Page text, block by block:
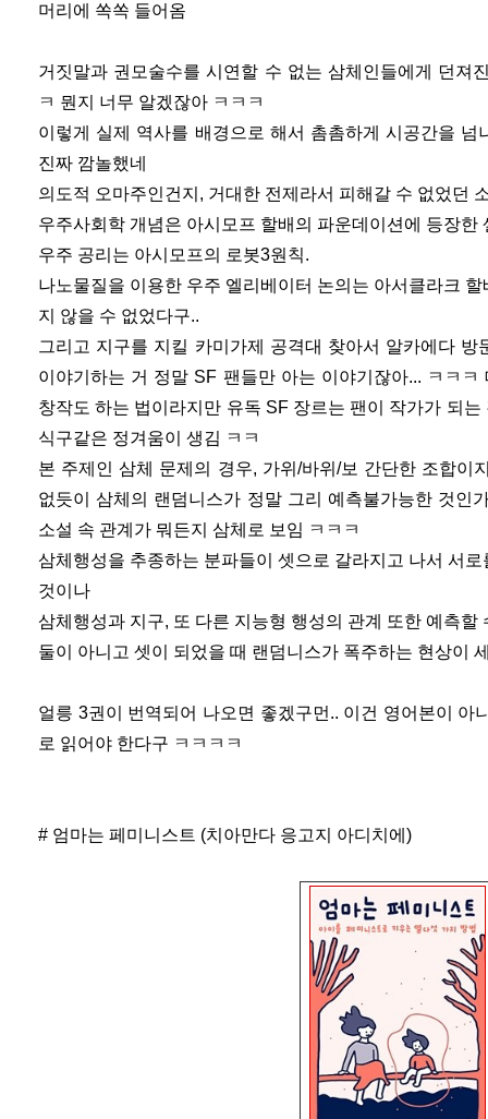
머리에 쏙쏙 들어옴
거짓말과 권모술수를 시연할 수 없는 삼체인들에게 던져
ㅋ 뭔지 너무 알겠잖아 ㅋㅋㅋ
이렇게 실제 역사를 배경으로 해서 촘촘하게 시공간을 넘
진짜 깜놀했네
의도적 오마주인건지, 거대한 전제라서 피해갈 수 없었던
우주사회학 개념은 아시모프 할배의 파운데이션에 등장한
우주 공리는 아시모프의 로봇3원칙.
나노물질을 이용한 우주 엘리베이터 논의는 아서클라크
지 않을 수 없었다구..
그리고 지구를 지킬 카미가제 공격대 찾아서 알카에다
이야기하는 거 정말 SF 팬들만 아는 이야기잖아... ㅋㅋ
창작도 하는 법이라지만 유독 SF 장르는 팬이 작가가 되
식구같은 정겨움이 생김 ㅋㅋ
본 주제인 삼체 문제의 경우, 가위/바위/보 간단한 조합이
없듯이 삼체의 랜덤니스가 정말 그리 예측불가능한 것인
소설 속 관계가 뭐든지 삼체로 보임 ㅋㅋㅋ
삼체행성을 추종하는 분파들이 셋으로 갈라지고 나서 서
것이나
삼체행성과 지구, 또 다른 지능형 행성의 관계 또한 예측할
둘이 아니고 셋이 되었을 때 랜덤니스가 폭주하는 현상이
얼릉 3권이 번역되어 나오면 좋겠구먼.. 이건 영어본이 아
로 읽어야 한다구 ㅋㅋㅋㅋ
# 엄마는 페미니스트 (치아만다 응고지 아디치에)